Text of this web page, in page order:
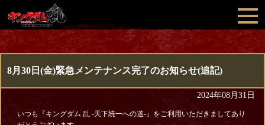
8月30日(金)緊急メンテナンス完了のお知らせ(追記)
2024年08月31日
いつも『キングダム 乱 -天下統一への道-』をご利用いただきましてあり